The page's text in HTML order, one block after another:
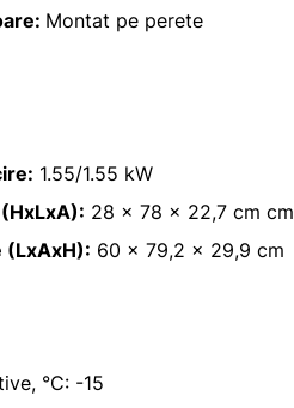
Montat pe perete
1.55/1.55 kW
28 x 78 x 22,7 cm cm
(LxAxH): 60 x 79,2 x 29,9 cm
°C: -15